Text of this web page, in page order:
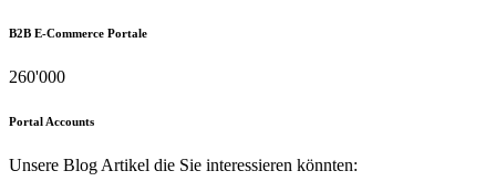
B2B E-Commerce Portale
260'000
Portal Accounts
Unsere Blog Artikel die Sie interessieren könnten: